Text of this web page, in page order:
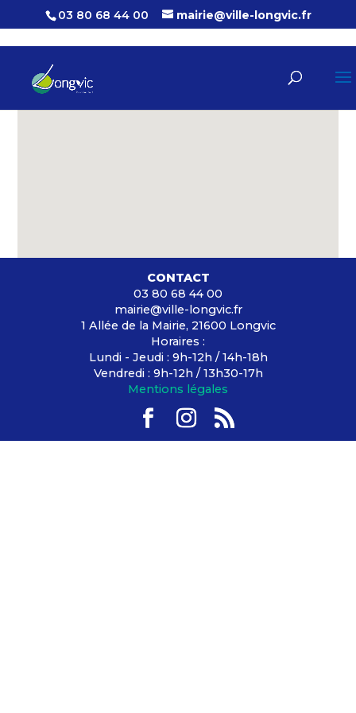
03 80 68 44 00 mairie@ville-longvic.fr
[ultimate_maps id= »1″]
CONTACT
03 80 68 44 00
mairie@ville-longvic.fr
1 Allée de la Mairie, 21600 Longvic
Horaires :
Lundi - Jeudi : 9h-12h / 14h-18h
Vendredi : 9h-12h / 13h30-17h
Mentions légales